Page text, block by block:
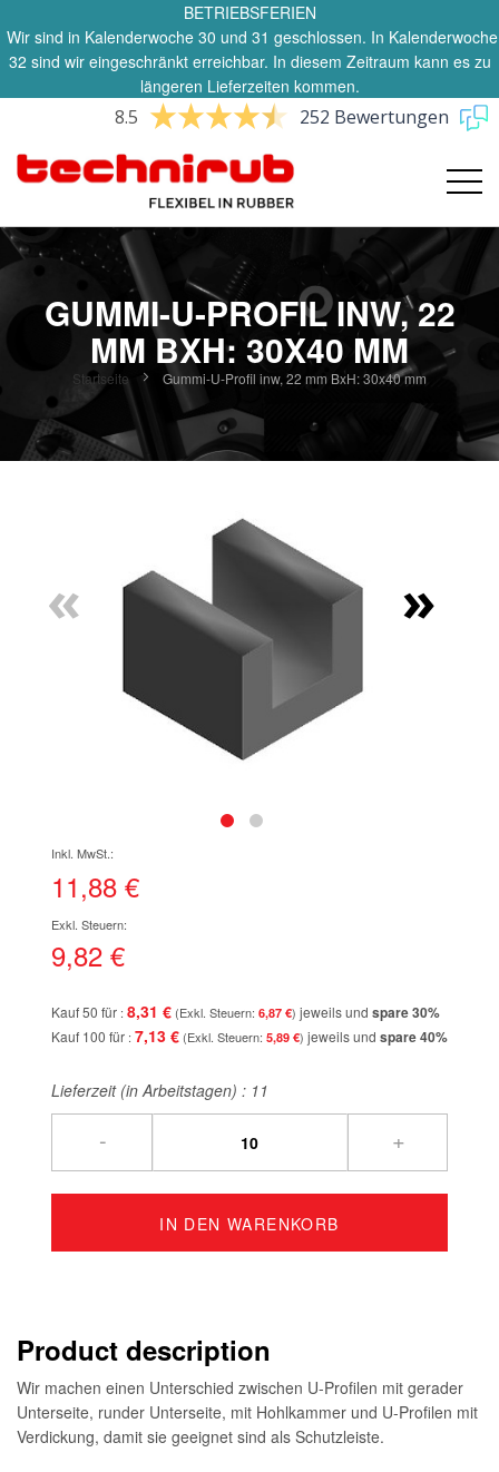
BETRIEBSFERIEN
Wir sind in Kalenderwoche 30 und 31 geschlossen. In Kalenderwoche
32 sind wir eingeschränkt erreichbar. In diesem Zeitraum kann es zu
längeren Lieferzeiten kommen.
8.5 252 Bewertungen
GUMMI-U-PROFIL INW, 22
MM BXH: 30X40 MM
Startseite Gummi-U-Profil inw, 22 mm BxH: 30x40 mm
springen
« »
der
Bildgalerie
11,88 €
9,82 €
Kauf 50 für 8,31 € 6,87 € jeweils und spare30%
Kauf 100 für 7,13 € 5,89 € jeweils und spare40%
Lieferzeit (in Arbeitstagen) : 11
- +
IN DEN WARENKORB
Product description
Wir machen einen Unterschied zwischen U-Profilen mit gerader
Unterseite, runder Unterseite, mit Hohlkammer und U-Profilen mit
Verdickung, damit sie geeignet sind als Schutzleiste.